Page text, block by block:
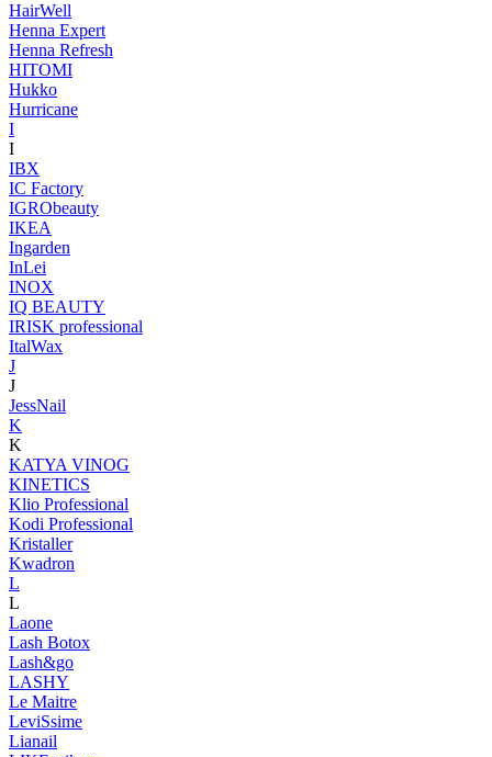
HairWell
Henna Expert
Henna Refresh
HITOMI
Hukko
Hurricane
I
I
IBX
IC Factory
IGRObeauty
IKEA
Ingarden
InLei
INOX
IQ BEAUTY
IRISK professional
ItalWax
J
J
JessNail
K
K
KATYA VINOG
KINETICS
Klio Professional
Kodi Professional
Kristaller
Kwadron
L
L
Laone
Lash Botox
Lash&go
LASHY
Le Maitre
LeviSsime
Lianail